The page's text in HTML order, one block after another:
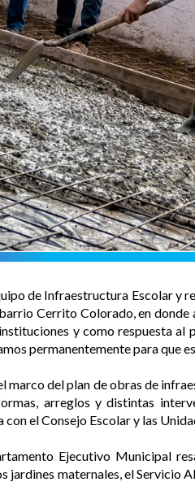
de Infraestructura Escolar y
Cerrito Colorado, en
y como respuesta al
permanentemente para que
del plan de obras de
arreglos y distintas
el Consejo Escolar y las
Ejecutivo Municipal
maternales, el Servicio